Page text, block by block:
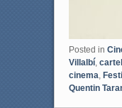
Posted in
Villalbí,
cinema
Quentin